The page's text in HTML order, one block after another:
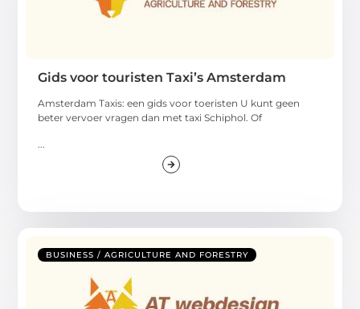
Gids voor touristen Taxi’s Amsterdam
Amsterdam Taxis: een gids voor toeristen U kunt geen
beter vervoer vragen dan met taxi Schiphol. Of
BUSINESS / AGRICULTURE AND FORESTRY